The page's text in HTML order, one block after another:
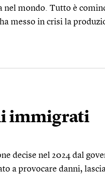
nel mondo. Tutto è
messo in crisi la
immigrati
decise nel 2024 dal
a provocare danni,